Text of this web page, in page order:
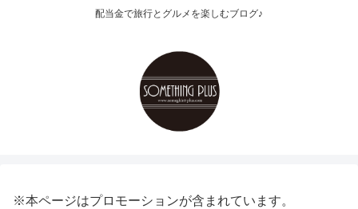
配当金で旅行とグルメを楽しむブログ♪
※本ページはプロモーションが含まれています。